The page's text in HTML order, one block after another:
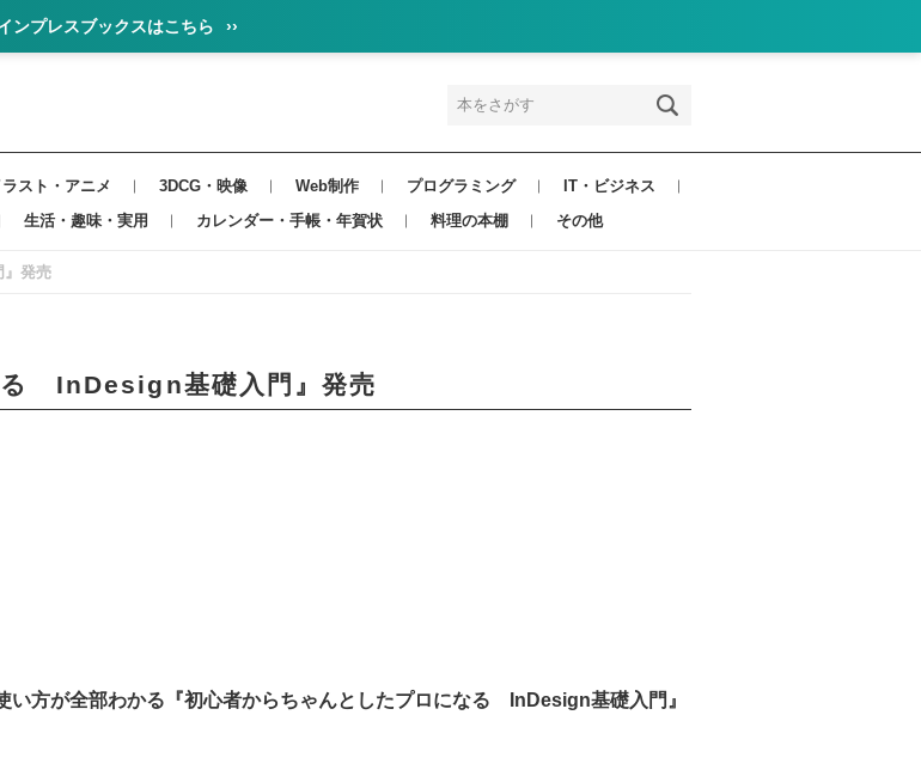
ンプレスブックスはこちら ››
ラスト・アニメ 3DCG・映像 Web制作 プログラミング
IT・ビジネス
生活・趣味・実用 カレンダー・手帳・年賀状 料理の本棚 その他
』発売
る InDesign基礎入門』発売
方が全部わかる『初心者からちゃんとしたプロになる InDesign基礎入門』